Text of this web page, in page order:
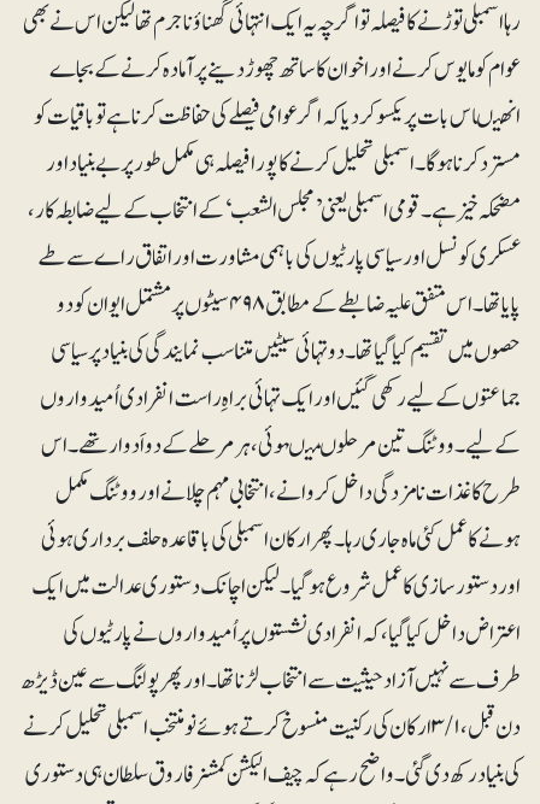
رہا اسمبلی توڑنے کا فیصلہ تو اگرچہ یہ ایک انتہائی گھناؤنا جرم تھا لیکن اس نے بھی
عوام کو مایوس کرنے اور اخوان کا ساتھ چھوڑ دینے پر آمادہ کرنے کے بجاے
انھیںاس بات پر یکسو کردیا کہ اگر عوامی فیصلے کی حفاظت کرنا ہے تو باقیات کو
مسترد کرنا ہوگا۔ اسمبلی تحلیل کرنے کا پورا فیصلہ ہی مکمل طور پر بے بنیاد اور
مضحکہ خیز ہے۔ قومی اسمبلی یعنی ’مجلس الشعب‘ کے انتخاب کے لیے ضابطہ کار،
عسکری کونسل اور سیاسی پارٹیوں کی باہمی مشاورت اور اتفاق راے سے طے
پایا تھا۔ اس متفق علیہ ضابطے کے مطابق ۴۹۸سیٹوں پر مشتمل ایوان کو دو
حصوں میں تقسیم کیا گیا تھا۔ دو تہائی سیٹیں متناسب نمایندگی کی بنیاد پر سیاسی
جماعتوں کے لیے رکھی گئیں اور ایک تہائی براہِ راست انفرادی اُمیدواروں
کے لیے۔ ووٹنگ تین مرحلوںمیںہوئی، ہر مرحلے کے دو اَدوار تھے۔ اس
طرح کاغذات نامزدگی داخل کروانے، انتخابی مہم چلانے اور ووٹنگ مکمل
ہونے کا عمل کئی ماہ جاری رہا۔ پھر ارکان اسمبلی کی باقاعدہ حلف برداری ہوئی
اور دستور سازی کا عمل شروع ہوگیا۔ لیکن اچانک دستوری عدالت میں ایک
اعتراض داخل کیا گیا، کہ انفرادی نشستوں پر اُمیدواروں نے پارٹیوں کی
طرف سے نہیں آزاد حیثیت سے انتخاب لڑنا تھا۔ اور پھر پولنگ سے عین ڈیڑھ
دن قبل،۳/۱ ارکان کی رکنیت منسوخ کرتے ہوئے نومنتخب اسمبلی تحلیل کرنے
کی بنیاد رکھ دی گئی۔ واضح رہے کہ چیف الیکشن کمشنر فاروق سلطان ہی دستوری